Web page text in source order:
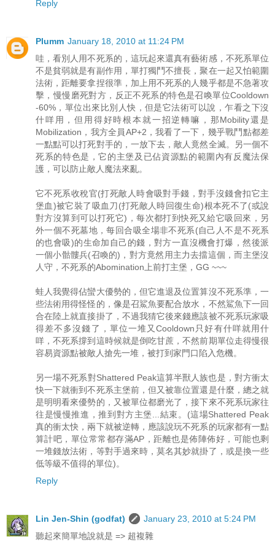
Reply
Plumm January 18, 2010 at 11:24 PM
哇，看別人用不死系的，這玩起來還真有藝術感，不死系單位
不是貧弱就是有副作用，單打獨鬥不擅長，聚在一起又怕範圍
法術，距離要拿捏很準，加上用不死系的人幾乎都是不急著攻
擊，慢慢磨死對方，反正不死系的特色是召喚單位Cooldown
-60%，單位出來比別人快，但是它法術可以說，乍看之下沒
什咩用，但用得好時根本就一招逆轉嘛，那Mobility還是
Mobilization，我方全員AP+2，我看了一下，幾乎戰鬥點都差
一點點可以打死對手的，一放下去，敵人竟然全滅。另一個不
死系的特色是，它的主堡及已佔資源點的範圍內有反魔法保
護，可以防止敵人魔法來亂。
它不死系收稅官(打死敵人時會吸對手錢，對手沒錢會扣它主
堡血)被它裝了吸血刀(打死敵人時回復生命)根本死不了(或說
對方沒算到可以打死它)，每次都打到快死又給它吸回來，另
外一個不死墓地，每回合吸全場非不死系(自己人不是不死系
的也會吸)的生命加自己的錢，對方一直沒機會打爆，然後派
一個小骷髏兵(召喚的)，對方竟然用主力去擋這個，而主堡沒
人守，不死系的Abomination上前打主堡，GG ~~~
蛙人我覺得佔蠻大優勢的，但它進退及位置算沒不死系準，一
些法術用得怪怪的，像是召鯊魚要配合放水，不然鯊魚下一回
合在陸上就直接掛了，不過我猜它後來錢應該被不死系玩家吸
得差不多沒錢了，單位一堆又Cooldown只好有什咩就用什
咩，不死系撐到這時候就是倒吃甘蔗，不然前期單位走得慢很
容易資源點被敵人搶先一堆，被打到家門口陷入危機。
另一場不死系對Shattered Peak這算半獸人族也是，對方衝太
快一下就衝到不死系主堡前，但又被靠位置還是什麼，總之就
是明明看來優勢的，又被單位都磨光了，接下來不死系玩家往
往是慢慢推進，推到對方主堡...結束。(這場Shattered Peak
真的衝太快，兩下就被逆轉，應該說玩不死系的玩家都有一點
算計吧，單位常常都存滿AP，距離也是佈陣佈好，可能也剩
一堆錢放法術，等對手過來時，莫名其妙就掛了，或是換一些
低等級不值得的單位)。
Reply
Lin Jen-Shin (godfat)
January 23, 2010 at 5:24 PM
聽起來簡單地說就是 => 超複雜